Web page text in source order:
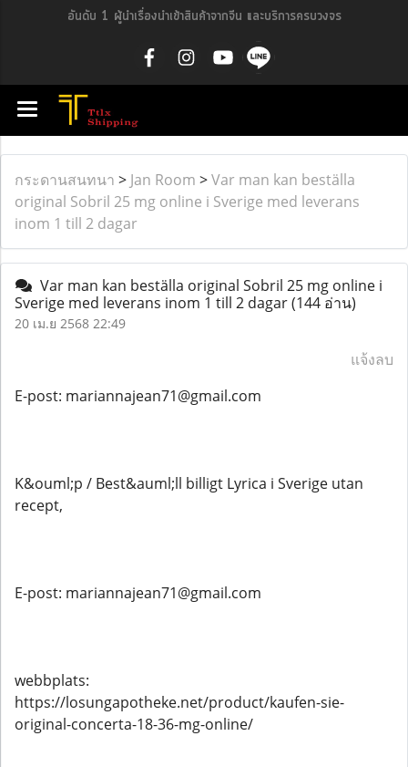
อันดับ 1 ผู้นำเรื่องนำเข้าสินค้าจากจีน และบริการครบวงจร
กระดานสนทนา > Jan Room >Var man kan beställa
original Sobril 25 mg online i Sverige med leverans
inom 1 till 2 dagar
Var man kan beställa original Sobril 25 mg online i
Sverige med leverans inom 1 till 2 dagar(144 อ่าน)
20 เม.ย 2568 22:49
แจ้งลบ
E-post: mariannajean71@gmail.com
K&ouml;p / Best&auml;ll billigt Lyrica i Sverige utan
recept,
E-post: mariannajean71@gmail.com
webbplats:
https://losungapotheke.net/product/kaufen-sie-
original-concerta-18-36-mg-online/